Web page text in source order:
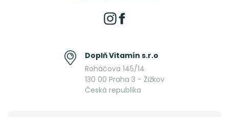
Doplň Vitamín s.r.o
Roháčova 145/14
130 00 Praha 3 - Žižkov
Česká republika